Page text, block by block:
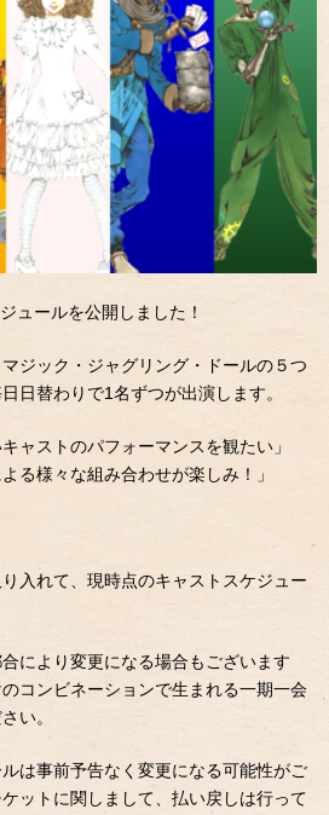
ュールを公開しました！
ジック・ジャグリング・ドールの５つ
日替わりで1名ずつが出演します。
ャストのパフォーマンスを観たい」
る様々な組み合わせが楽しみ！」
入れて、現時点のキャストスケジュー
により変更になる場合もございます
コンビネーションで生まれる一期一会
い。
は事前予告なく変更になる可能性がご
ットに関しまして、払い戻しは行って